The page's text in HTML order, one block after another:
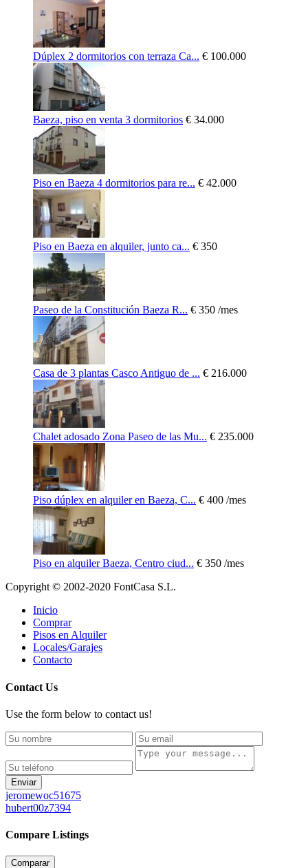
Dúplex 2 dormitorios con terraza Ca... € 100.000
Baeza, piso en venta 3 dormitorios € 34.000
Piso en Baeza 4 dormitorios para re... € 42.000
Piso en Baeza en alquiler, junto ca... € 350
Paseo de la Constitución Baeza R... € 350 /mes
Casa de 3 plantas Casco Antiguo de ... € 216.000
Chalet adosado Zona Paseo de las Mu... € 235.000
Piso dúplex en alquiler en Baeza, C... € 400 /mes
Piso en alquiler Baeza, Centro ciud... € 350 /mes
Copyright © 2002-2020 FontCasa S.L.
Inicio
Comprar
Pisos en Alquiler
Locales/Garajes
Contacto
Contact Us
Use the form below to contact us!
Enviar
jeromewoc51675
hubert00z7394
Compare Listings
Comparar